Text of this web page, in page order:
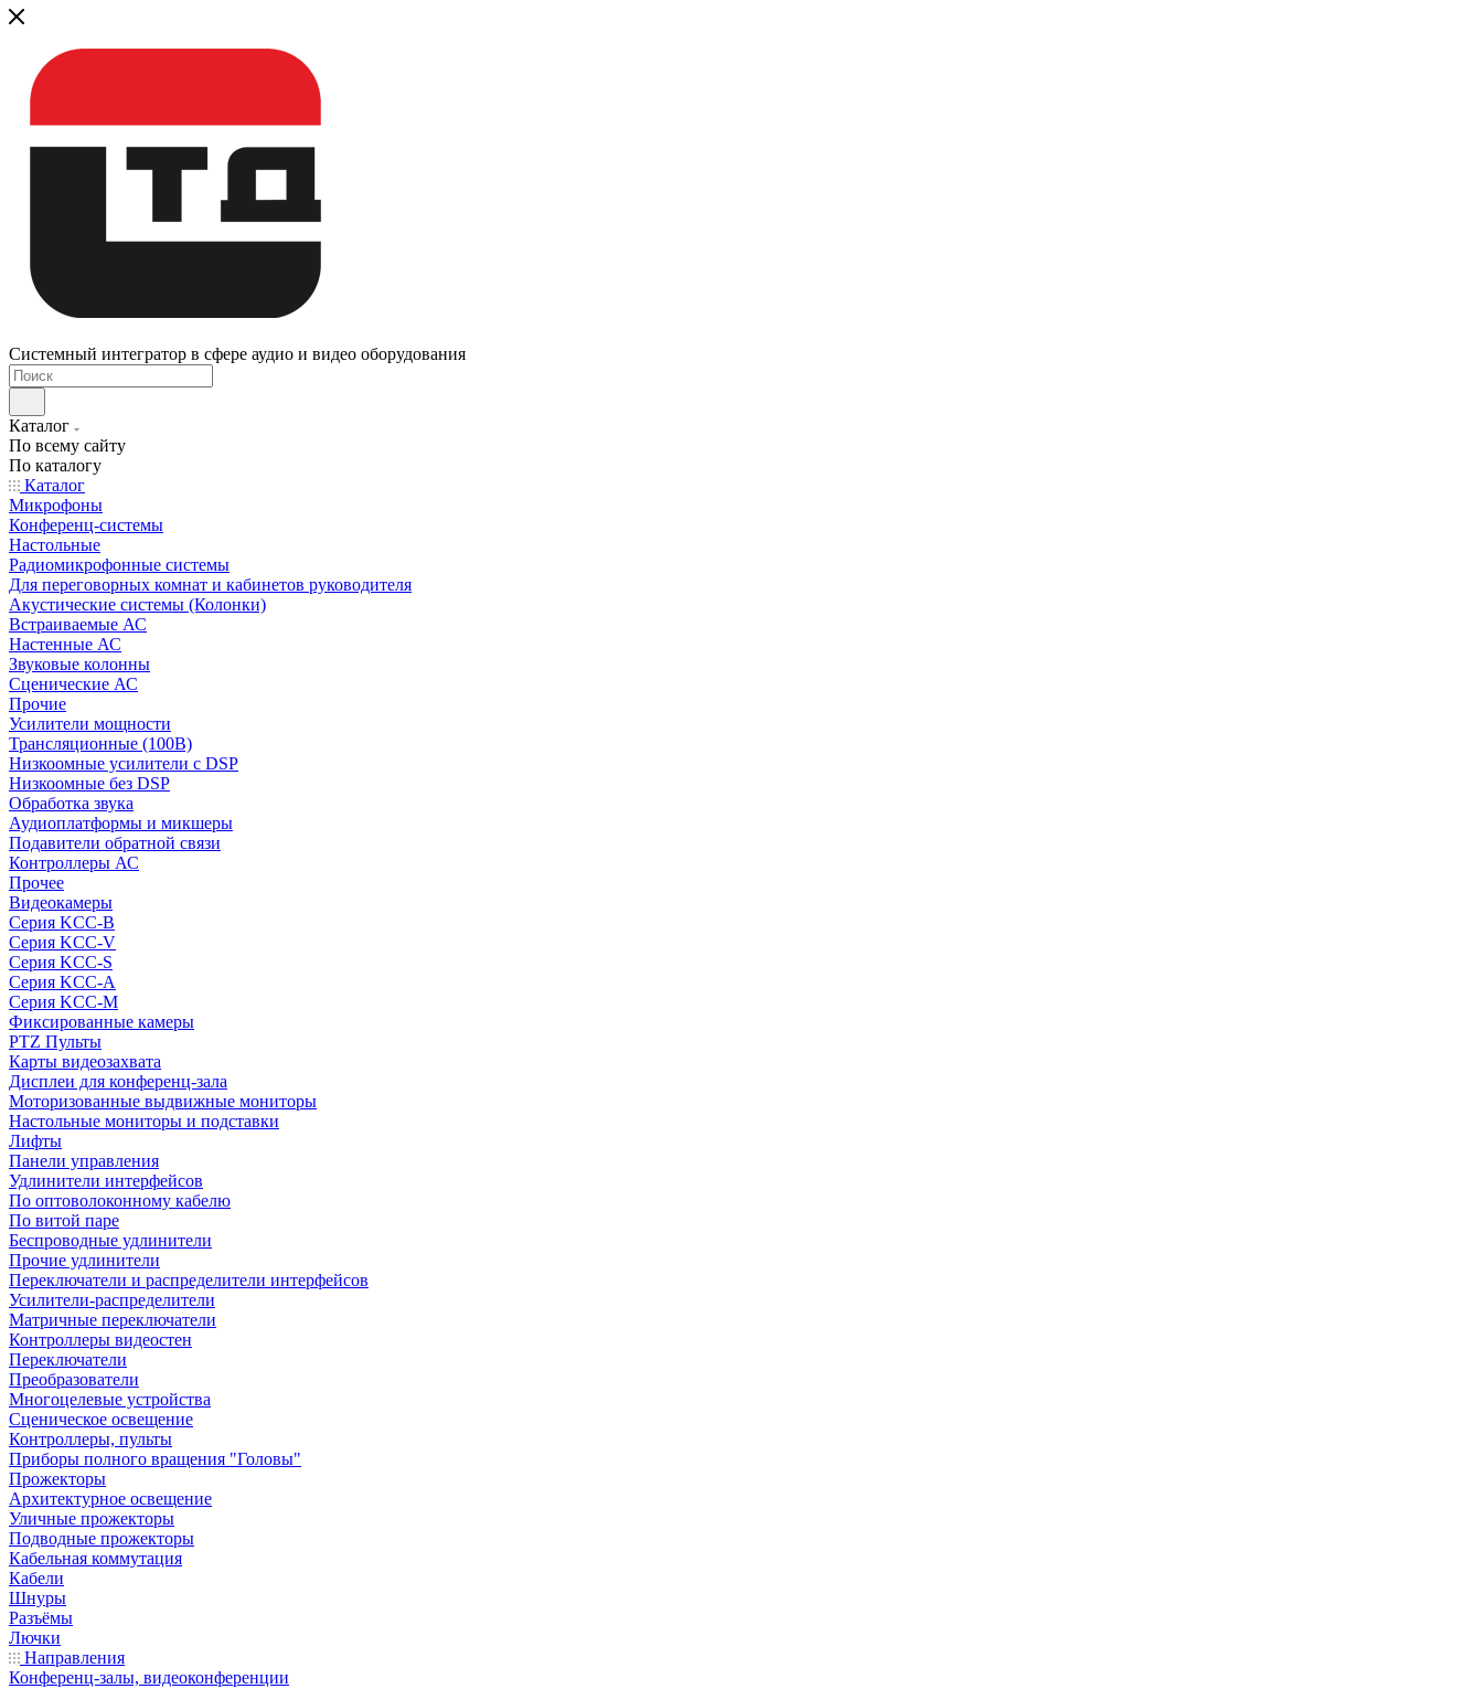
Системный интегратор в сфере аудио и видео оборудования
Каталог
По всему сайту
По каталогу
Каталог
Микрофоны
Конференц-системы
Настольные
Радиомикрофонные системы
Для переговорных комнат и кабинетов руководителя
Акустические системы (Колонки)
Встраиваемые АС
Настенные АС
Звуковые колонны
Сценические АС
Прочие
Усилители мощности
Трансляционные (100В)
Низкоомные усилители с DSP
Низкоомные без DSP
Обработка звука
Аудиоплатформы и микшеры
Подавители обратной связи
Контроллеры АС
Прочее
Видеокамеры
Серия KCC-B
Серия KCC-V
Серия KCC-S
Серия KCC-A
Серия KCC-M
Фиксированные камеры
PTZ Пульты
Карты видеозахвата
Дисплеи для конференц-зала
Моторизованные выдвижные мониторы
Настольные мониторы и подставки
Лифты
Панели управления
Удлинители интерфейсов
По оптоволоконному кабелю
По витой паре
Беспроводные удлинители
Прочие удлинители
Переключатели и распределители интерфейсов
Усилители-распределители
Матричные переключатели
Контроллеры видеостен
Переключатели
Преобразователи
Многоцелевые устройства
Сценическое освещение
Контроллеры, пульты
Приборы полного вращения "Головы"
Прожекторы
Архитектурное освещение
Уличные прожекторы
Подводные прожекторы
Кабельная коммутация
Кабели
Шнуры
Разъёмы
Лючки
Направления
Конференц-залы, видеоконференции